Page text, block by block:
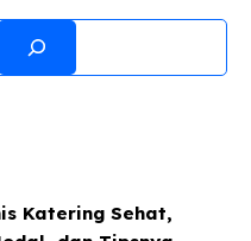
mengenai tarhib
seiring kita
Katering Sehat,